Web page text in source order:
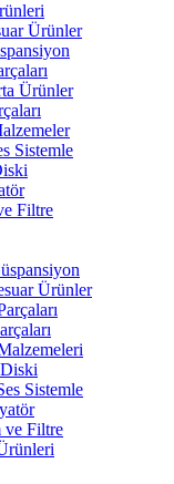
Ürünler
Ürünler
Sistemle
Filtre
Ürünler
Sistemle
ve Filtre